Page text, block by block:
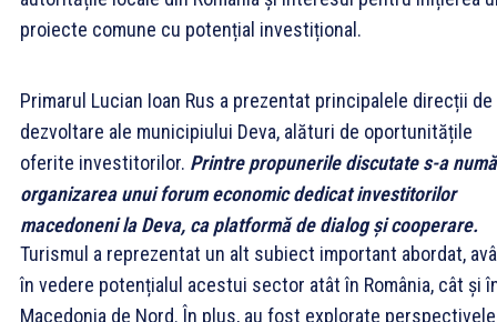
proiecte comune cu potențial investițional.
Primarul Lucian Ioan Rus a prezentat principalele direcții de
dezvoltare ale municipiului Deva, alături de oportunitățile
oferite investitorilor. Printre propunerile discutate s-a
organizarea unui forum economic dedicat investitorilor
macedoneni la Deva, ca platformă de dialog și cooperare.
Turismul a reprezentat un alt subiect important abordat,
în vedere potențialul acestui sector atât în România, cât și
Macedonia de Nord. În plus, au fost explorate perspectivele